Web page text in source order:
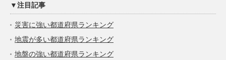
▼注目記事
災害に強い都道府県ランキング
地震が多い都道府県ランキング
地盤の強い都道府県ランキング